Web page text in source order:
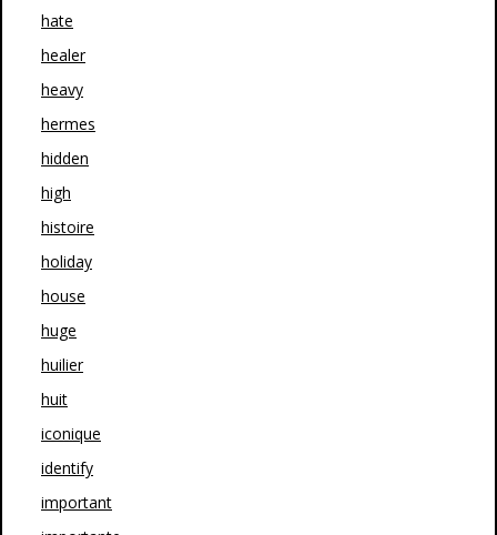
hate
healer
heavy
hermes
hidden
high
histoire
holiday
house
huge
huilier
huit
iconique
identify
important